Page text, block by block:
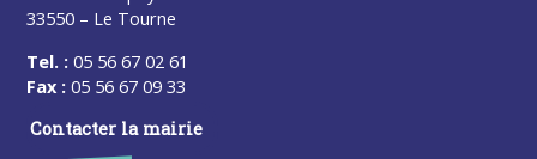
33550 – Le Tourne
Tel. : 05 56 67 02 61
Fax : 05 56 67 09 33
Contacter la mairie